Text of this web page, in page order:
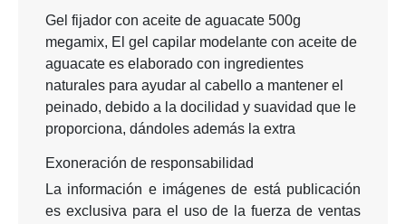
Gel fijador con aceite de aguacate 500g
megamix, El gel capilar modelante con aceite de
aguacate es elaborado con ingredientes
naturales para ayudar al cabello a mantener el
peinado, debido a la docilidad y suavidad que le
proporciona, dándoles además la extra
Exoneración de responsabilidad
La información e imágenes de está publicación
es exclusiva para el uso de la fuerza de ventas